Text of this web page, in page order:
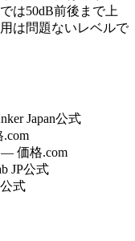
は50dB前後まで上
は問題ないレベルで
Japan公式
— 価格.com
JP公式
式